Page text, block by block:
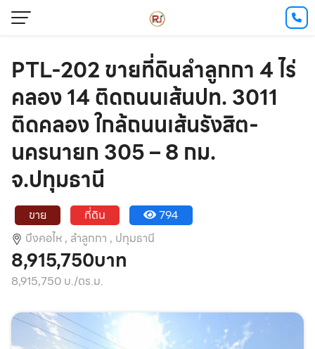
PTL-202 ขายที่ดินลำลูกกา 4 ไร่
คลอง 14 ติดถนนเส้นปท. 3011
ติดคลอง ใกล้ถนนเส้นรังสิต-
นครนายก 305 – 8 กม.
จ.ปทุมธานี
ขาย ที่ดิน
794
บึงคอไห , ลำลูกกา , ปทุมธานี
8,915,750บาท
8,915,750 บ./ตร.ม.